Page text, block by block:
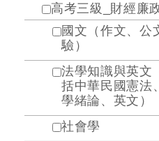
高考三級_財經廉
國文（作文、公
驗）
法學知識與英文
括中華民國憲法
學緒論、英文）
社會學